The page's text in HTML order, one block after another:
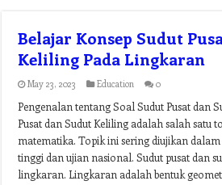
Belajar Konsep Sudut
Keliling Pada Lingkaran
May 23, 2023 Education 0
Pengenalan tentang Soal Sudut Pusat dan
Pusat dan Sudut Keliling adalah salah satu
matematika. Topik ini sering diujikan
tinggi dan ujian nasional. Sudut pusat dan
lingkaran. Lingkaran adalah bentuk